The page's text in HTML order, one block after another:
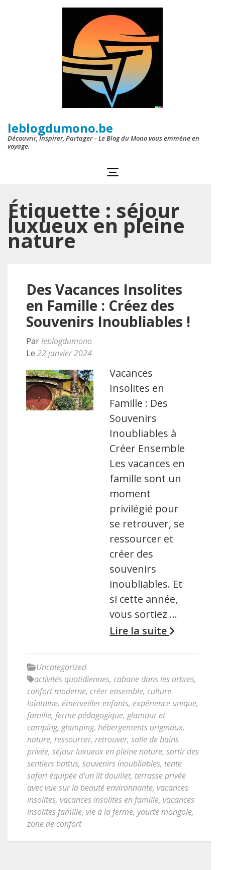
leblogdumono.be
Découvrir, Inspirer, Partager – Le Blog du Mono vous emmène en
voyage.
Étiquette : séjour
luxueux en pleine
nature
Des Vacances Insolites
en Famille : Créez des
Souvenirs Inoubliables !
Parleblogdumono
Le 22 janvier 2024
Vacances
Insolites en
Famille : Des
Souvenirs
Inoubliables à
Créer Ensemble
Les vacances en
famille sont un
moment
privilégié pour
se retrouver, se
ressourcer et
créer des
souvenirs
inoubliables. Et
si cette année,
vous sortiez …
Lire la suite
Uncategorized
activités quotidiennes, cabane dans les arbres,
confort moderne, créer ensemble, culture
lointaine, émerveiller enfants, expérience unique,
famille, ferme pédagogique, glamour et
camping, glamping, hébergements originaux,
nature, ressourcer, retrouver, salle de bains
privée, séjour luxueux en pleine nature, sortir des
sentiers battus, souvenirs inoubliables, tente
safari équipée d'un lit douillet, terrasse privée
avec vue sur la beauté environnante, vacances
insolites, vacances insolites en famille, vacances
insolites famille, vie à la ferme, yourte mongole,
zone de confort